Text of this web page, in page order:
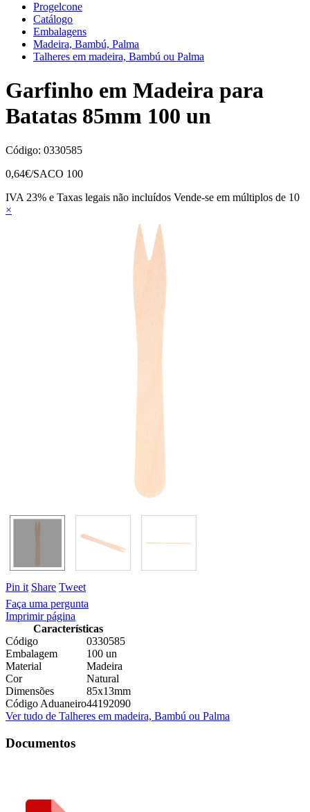
Progelcone
Catálogo
Embalagens
Madeira, Bambú, Palma
Talheres em madeira, Bambú ou Palma
Garfinho em Madeira para
Batatas 85mm 100 un
Código: 0330585
0,64€/SACO 100
IVA 23% e Taxas legais não incluídos Vende-se em múltiplos de 10
×
Pin it Share Tweet
Faça uma pergunta
Imprimir página
Características
Código
0330585
Embalagem
100 un
Material
Madeira
Cor
Natural
Dimensões
85x13mm
Código Aduaneiro44192090
Ver tudo de Talheres em madeira, Bambú ou Palma
Documentos